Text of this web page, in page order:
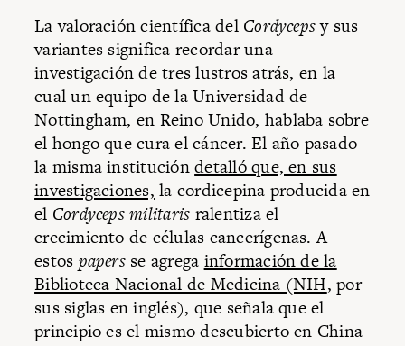
La valoración científica del Cordycepsy sus
variantes significa recordar una
investigación de tres lustros atrás, en la
cual un equipo de la Universidad de
Nottingham, en Reino Unido, hablaba sobre
el hongo que cura el cáncer. El año pasado
la misma institucióndetalló que, en sus
investigaciones, la cordicepina producida en
el Cordyceps militaris ralentiza el
crecimiento de células cancerígenas. A
estos papers se agrega información de la
Biblioteca Nacional de Medicina (NIH, por
sus siglas en inglés), que señala que el
principio es el mismo descubierto en China